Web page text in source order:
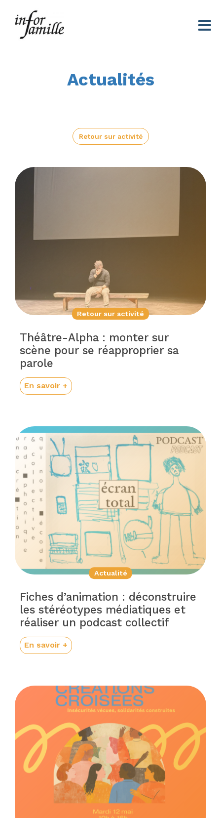
Actualités
Retour sur activité
Retour sur activité
Théâtre-Alpha : monter sur
scène pour se réapproprier sa
parole
En savoir +
Actualité
Fiches d’animation : déconstruire
les stéréotypes médiatiques et
réaliser un podcast collectif
En savoir +